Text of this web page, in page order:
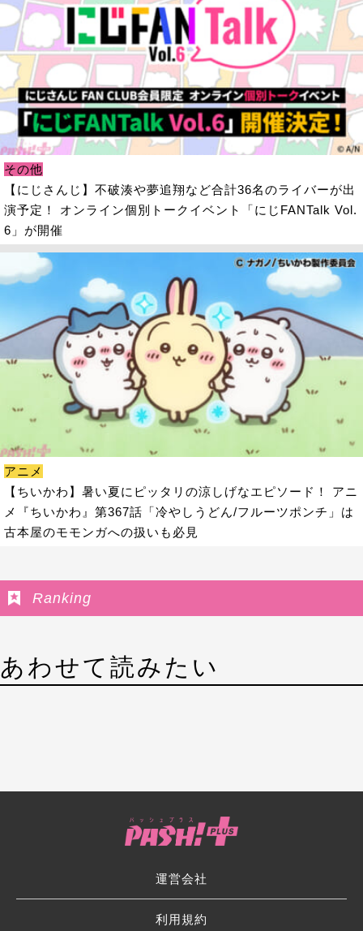
その他
【にじさんじ】不破湊や夢追翔など合計36名のライバーが出
演予定！ オンライン個別トークイベント「にじFANTalk Vol.
6」が開催
アニメ
【ちいかわ】暑い夏にピッタリの涼しげなエピソード！ アニ
メ『ちいかわ』第367話「冷やしうどん/フルーツポンチ」は
古本屋のモモンガへの扱いも必見
Ranking
あわせて読みたい
運営会社
利用規約